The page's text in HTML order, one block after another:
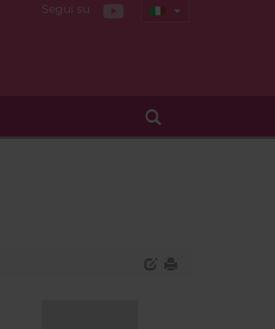
Segui su